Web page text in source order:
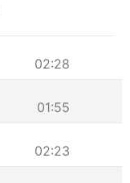
02:28
01:55
02:23